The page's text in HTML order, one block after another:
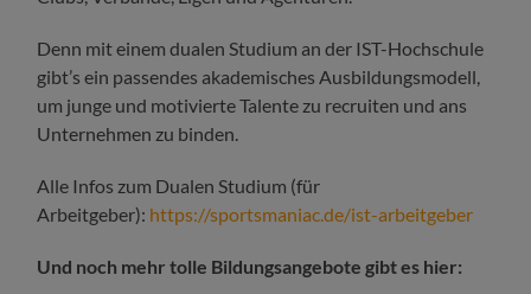
Denn mit einem dualen Studium an der IST-Hochschule
gibt’s ein passendes akademisches Ausbildungsmodell,
um junge und motivierte Talente zu recruiten und ans
Unternehmen zu binden.
Alle Infos zum Dualen Studium (für
Arbeitgeber): https://sportsmaniac.de/ist-arbeitgeber
Und noch mehr tolle Bildungsangebote gibt es hier: